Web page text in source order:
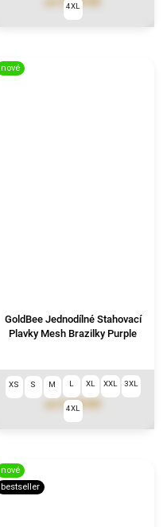
4XL
nové
GoldBee Jednodílné Stahovací
Plavky Mesh Brazilky Purple
3 290 Kč
XS S M L XL XXL 3XL
4XL
nové
bestseller